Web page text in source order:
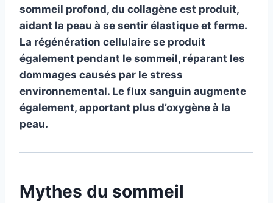
sommeil profond, du collagène est produit,
aidant la peau à se sentir élastique et ferme.
La régénération cellulaire se produit
également pendant le sommeil, réparant les
dommages causés par le stress
environnemental. Le flux sanguin augmente
également, apportant plus d’oxygène à la
peau.
Mythes du sommeil